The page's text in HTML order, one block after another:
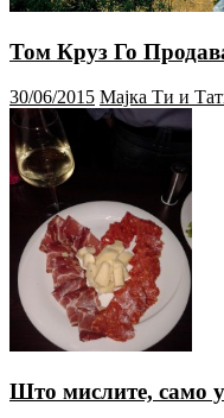
Том Круз Го
30/06/2015 Мајка Ти и
Што мислите, само